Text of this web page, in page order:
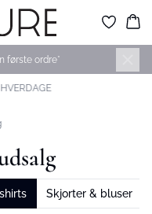
første ordre*
Skjorter & bluser